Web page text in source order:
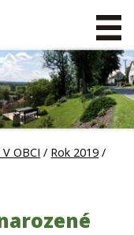
OBCI / Rok 2019 /